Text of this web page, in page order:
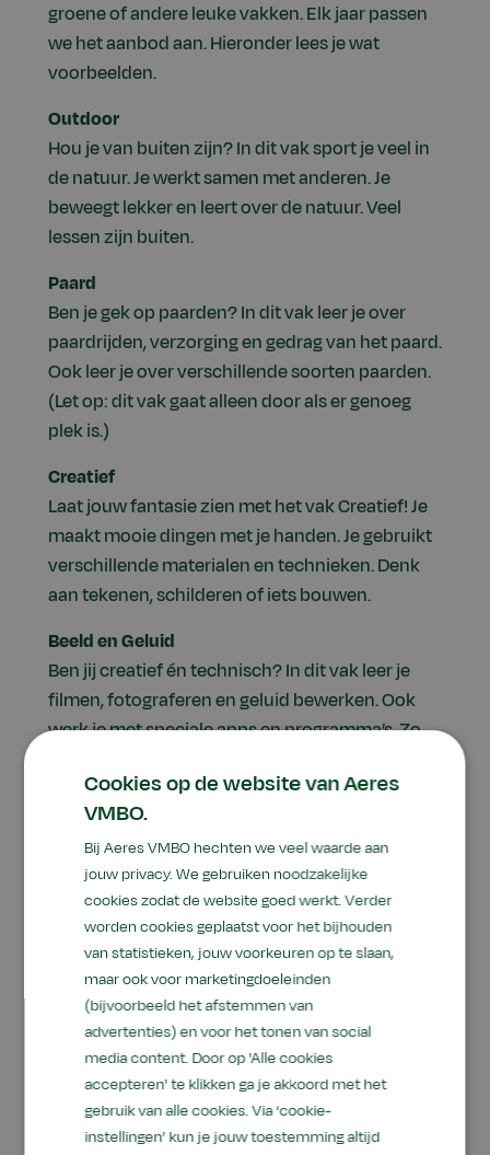
groene of andere leuke vakken. Elk jaar passen
we het aanbod aan. Hieronder lees je wat
voorbeelden.
Outdoor
Hou je van buiten zijn? In dit vak sport je veel in
de natuur. Je werkt samen met anderen. Je
beweegt lekker en leert over de natuur. Veel
lessen zijn buiten.
Paard
Ben je gek op paarden? In dit vak leer je over
paardrijden, verzorging en gedrag van het paard.
Ook leer je over verschillende soorten paarden.
(Let op: dit vak gaat alleen door als er genoeg
plek is.)
Creatief
Laat jouw fantasie zien met het vak Creatief! Je
maakt mooie dingen met je handen. Je gebruikt
verschillende materialen en technieken. Denk
aan tekenen, schilderen of iets bouwen.
Beeld en Geluid
Ben jij creatief én technisch? In dit vak leer je
filmen, fotograferen en geluid bewerken. Ook
werk je met speciale apps en programma’s. Zo
Koken en Bakken
Hou je van koken of bakken? Dan is dit vak echt
iets voor jou. Je maakt bijvoorbeeld koekjes of
een hartige taart. Natuurlijk mag je proeven of
iets mee naar huis nemen!
Boksen
Boksen is een sport waarbij je veel beweegt. Je
traint je lichaam én je hoofd. Je wordt sterker,
zelfverzekerder en leert goed reageren. En
natuurlijk doe je dit op een veilige manier.
Cookies op de website van Aeres
VMBO.
Bij Aeres VMBO hechten we veel waarde aan
jouw privacy. We gebruiken noodzakelijke
cookies zodat de website goed werkt. Verder
worden cookies geplaatst voor het bijhouden
van statistieken, jouw voorkeuren op te slaan,
maar ook voor marketingdoeleinden
(bijvoorbeeld het afstemmen van
advertenties) en voor het tonen van social
media content. Door op 'Alle cookies
accepteren' te klikken ga je akkoord met het
gebruik van alle cookies. Via ‘cookie-
instellingen’ kun je jouw toestemming altijd